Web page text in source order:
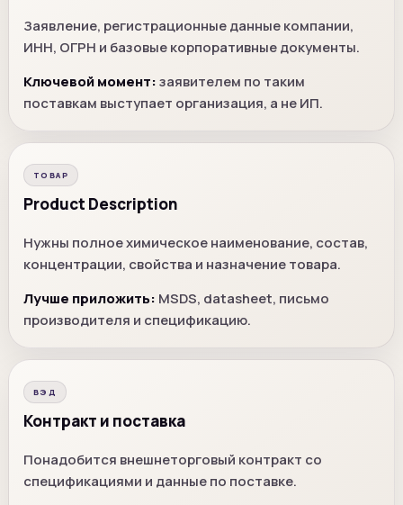
Заявление, регистрационные данные компании,
ИНН, ОГРН и базовые корпоративные документы.
Ключевой момент:заявителем по таким
поставкам выступает организация, а не ИП.
ТОВАР
Product Description
Нужны полное химическое наименование, состав,
концентрации, свойства и назначение товара.
Лучше приложить: MSDS, datasheet, письмо
производителя и спецификацию.
ВЭД
Контракт и поставка
Понадобится внешнеторговый контракт со
спецификациями и данные по поставке.